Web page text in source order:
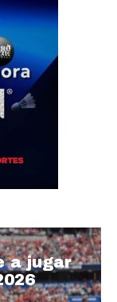
a jugar